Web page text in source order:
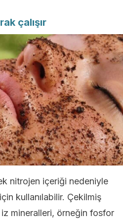
çalışır
nitrojen içeriği nedeniyle
kullanılabilir. Çekilmiş
mineralleri, örneğin fosfor